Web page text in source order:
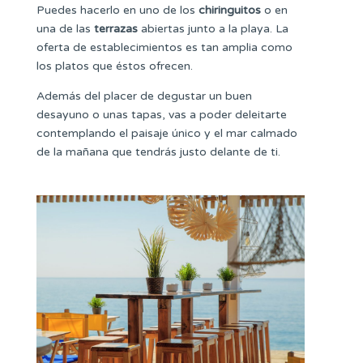
Puedes hacerlo en uno de los chiringuitos o en
una de las terrazas abiertas junto a la playa. La
oferta de establecimientos es tan amplia como
los platos que éstos ofrecen.
Además del placer de degustar un buen
desayuno o unas tapas, vas a poder deleitarte
contemplando el paisaje único y el mar calmado
de la mañana que tendrás justo delante de ti.